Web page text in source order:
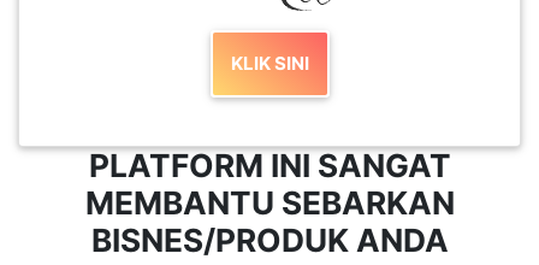
KLIK SINI
PLATFORM INI SANGAT
MEMBANTU SEBARKAN
BISNES/PRODUK ANDA